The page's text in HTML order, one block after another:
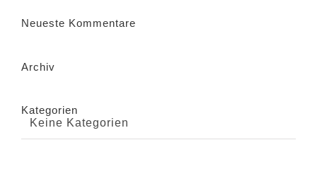
Neueste Kommentare
Archiv
Kategorien
Keine Kategorien